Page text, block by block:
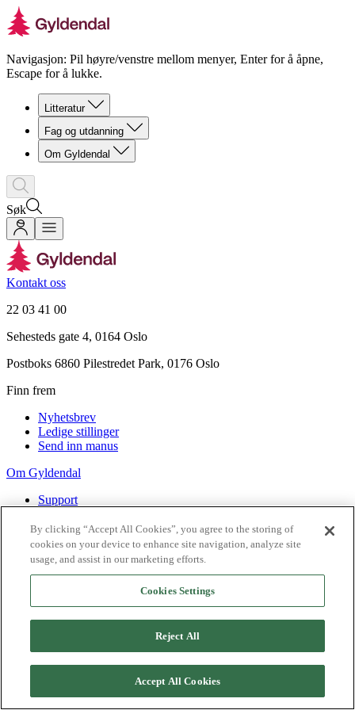
Navigasjon: Pil høyre/venstre mellom menyer, Enter for å åpne,
Escape for å lukke.
Litteratur
Fag og utdanning
Om Gyldendal
Søk
Kontakt oss
22 03 41 00
Sehesteds gate 4, 0164 Oslo
Postboks 6860 Pilestredet Park, 0176 Oslo
Finn frem
Nyhetsbrev
Ledige stillinger
Send inn manus
Om Gyldendal
Support
Agency
2026Gyldendal
Personvernerklæringer
Informasjonskapsler
By clicking “Accept All Cookies”, you agree to the storing of
cookies on your device to enhance site navigation, analyze site
usage, and assist in our marketing efforts.
Cookies Settings
Reject All
Accept All Cookies